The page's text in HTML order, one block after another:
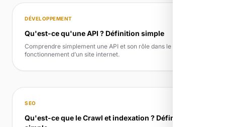
DÉVELOPPEMENT
Qu'est-ce qu'une API ? Définition simple
Comprendre simplement une API et son rôle dans le
fonctionnement d’un site internet.
SEO
Qu'est-ce que le Crawl et indexation ? Définition